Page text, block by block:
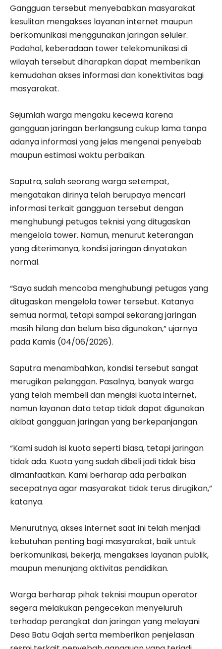
Gangguan tersebut menyebabkan masyarakat
kesulitan mengakses layanan internet maupun
berkomunikasi menggunakan jaringan seluler.
Padahal, keberadaan tower telekomunikasi di
wilayah tersebut diharapkan dapat memberikan
kemudahan akses informasi dan konektivitas bagi
masyarakat.
Sejumlah warga mengaku kecewa karena
gangguan jaringan berlangsung cukup lama tanpa
adanya informasi yang jelas mengenai penyebab
maupun estimasi waktu perbaikan.
Saputra, salah seorang warga setempat,
mengatakan dirinya telah berupaya mencari
informasi terkait gangguan tersebut dengan
menghubungi petugas teknisi yang ditugaskan
mengelola tower. Namun, menurut keterangan
yang diterimanya, kondisi jaringan dinyatakan
normal.
“Saya sudah mencoba menghubungi petugas yang
ditugaskan mengelola tower tersebut. Katanya
semua normal, tetapi sampai sekarang jaringan
masih hilang dan belum bisa digunakan,” ujarnya
pada Kamis (04/06/2026).
Saputra menambahkan, kondisi tersebut sangat
merugikan pelanggan. Pasalnya, banyak warga
yang telah membeli dan mengisi kuota internet,
namun layanan data tetap tidak dapat digunakan
akibat gangguan jaringan yang berkepanjangan.
“Kami sudah isi kuota seperti biasa, tetapi jaringan
tidak ada. Kuota yang sudah dibeli jadi tidak bisa
dimanfaatkan. Kami berharap ada perbaikan
secepatnya agar masyarakat tidak terus dirugikan,”
katanya.
Menurutnya, akses internet saat ini telah menjadi
kebutuhan penting bagi masyarakat, baik untuk
berkomunikasi, bekerja, mengakses layanan publik,
maupun menunjang aktivitas pendidikan.
Warga berharap pihak teknisi maupun operator
segera melakukan pengecekan menyeluruh
terhadap perangkat dan jaringan yang melayani
Desa Batu Gajah serta memberikan penjelasan